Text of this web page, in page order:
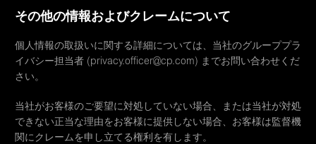
その他の情報およびクレームについて
個人情報の取扱いに関する詳細については、当社のグループプラ
イバシー担当者 (privacy.officer@cp.com) までお問い合わせくだ
さい。
当社がお客様のご要望に対処していない場合、または当社が対処
できない正当な理由をお客様に提供しない場合、お客様は監督機
関にクレームを申し立てる権利を有します。